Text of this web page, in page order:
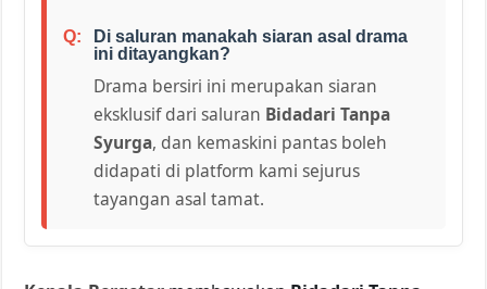
Di saluran manakah siaran asal drama
ini ditayangkan?
Drama bersiri ini merupakan siaran
eksklusif dari saluran Bidadari Tanpa
Syurga, dan kemaskini pantas boleh
didapati di platform kami sejurus
tayangan asal tamat.